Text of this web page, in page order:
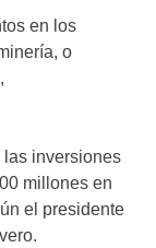
en los
o
las inversiones
millones en
el presidente